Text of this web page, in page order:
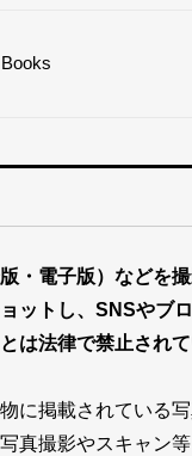
・電子版）などを
ットし、SNSやブ
は法律で禁止されて
に掲載されている
真撮影やスキャン